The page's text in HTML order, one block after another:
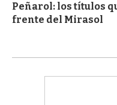
Peñarol: los títulos
frente del Mirasol